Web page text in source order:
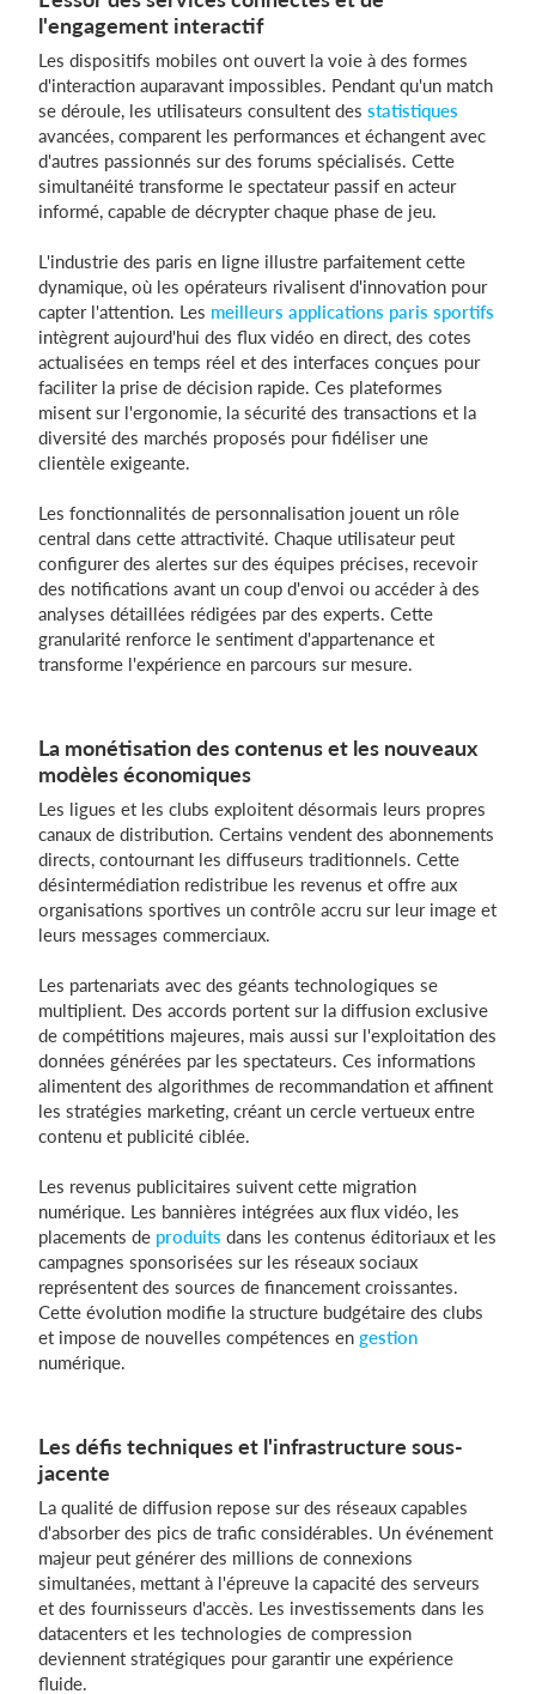
l'engagement interactif
Les dispositifs mobiles ont ouvert la voie à des formes
d'interaction auparavant impossibles. Pendant qu'un match
se déroule, les utilisateurs consultent des statistiques
avancées, comparent les performances et échangent avec
d'autres passionnés sur des forums spécialisés. Cette
simultanéité transforme le spectateur passif en acteur
informé, capable de décrypter chaque phase de jeu.
L'industrie des paris en ligne illustre parfaitement cette
dynamique, où les opérateurs rivalisent d'innovation pour
capter l'attention. Les meilleurs applications paris sportifs
intègrent aujourd'hui des flux vidéo en direct, des cotes
actualisées en temps réel et des interfaces conçues pour
faciliter la prise de décision rapide. Ces plateformes
misent sur l'ergonomie, la sécurité des transactions et la
diversité des marchés proposés pour fidéliser une
clientèle exigeante.
Les fonctionnalités de personnalisation jouent un rôle
central dans cette attractivité. Chaque utilisateur peut
configurer des alertes sur des équipes précises, recevoir
des notifications avant un coup d'envoi ou accéder à des
analyses détaillées rédigées par des experts. Cette
granularité renforce le sentiment d'appartenance et
transforme l'expérience en parcours sur mesure.
La monétisation des contenus et les nouveaux
modèles économiques
Les ligues et les clubs exploitent désormais leurs propres
canaux de distribution. Certains vendent des abonnements
directs, contournant les diffuseurs traditionnels. Cette
désintermédiation redistribue les revenus et offre aux
organisations sportives un contrôle accru sur leur image et
leurs messages commerciaux.
Les partenariats avec des géants technologiques se
multiplient. Des accords portent sur la diffusion exclusive
de compétitions majeures, mais aussi sur l'exploitation des
données générées par les spectateurs. Ces informations
alimentent des algorithmes de recommandation et affinent
les stratégies marketing, créant un cercle vertueux entre
contenu et publicité ciblée.
Les revenus publicitaires suivent cette migration
numérique. Les bannières intégrées aux flux vidéo, les
placements de produits dans les contenus éditoriaux et les
campagnes sponsorisées sur les réseaux sociaux
représentent des sources de financement croissantes.
Cette évolution modifie la structure budgétaire des clubs
et impose de nouvelles compétences en gestion
numérique.
Les défis techniques et l'infrastructure sous-
jacente
La qualité de diffusion repose sur des réseaux capables
d'absorber des pics de trafic considérables. Un événement
majeur peut générer des millions de connexions
simultanées, mettant à l'épreuve la capacité des serveurs
et des fournisseurs d'accès. Les investissements dans les
datacenters et les technologies de compression
deviennent stratégiques pour garantir une expérience
fluide.